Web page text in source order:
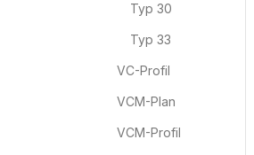
Typ 30
Typ 33
VC-Profil
VCM-Plan
VCM-Profil